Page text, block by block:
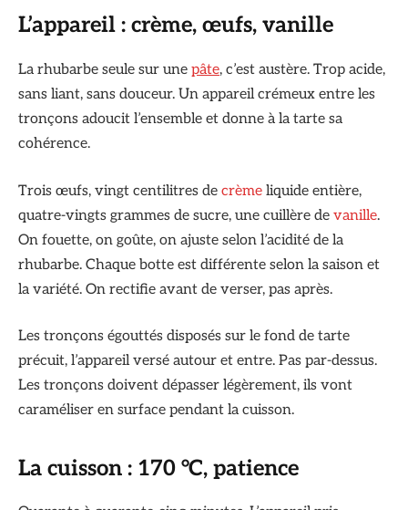
L’appareil : crème, œufs, vanille
La rhubarbe seule sur une pâte, c’est austère. Trop acide,
sans liant, sans douceur. Un appareil crémeux entre les
tronçons adoucit l’ensemble et donne à la tarte sa
cohérence.
Trois œufs, vingt centilitres de crème liquide entière,
quatre-vingts grammes de sucre, une cuillère de vanille.
On fouette, on goûte, on ajuste selon l’acidité de la
rhubarbe. Chaque botte est différente selon la saison et
la variété. On rectifie avant de verser, pas après.
Les tronçons égouttés disposés sur le fond de tarte
précuit, l’appareil versé autour et entre. Pas par-dessus.
Les tronçons doivent dépasser légèrement, ils vont
caraméliser en surface pendant la cuisson.
La cuisson : 170 °C, patience